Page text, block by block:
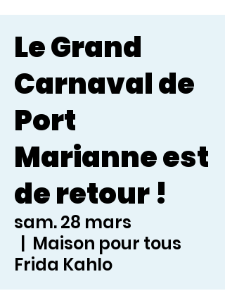
Le Grand
Carnaval de
Port
Marianne est
de retour !
sam. 28 mars
  |
Maison pour tous
Frida Kahlo